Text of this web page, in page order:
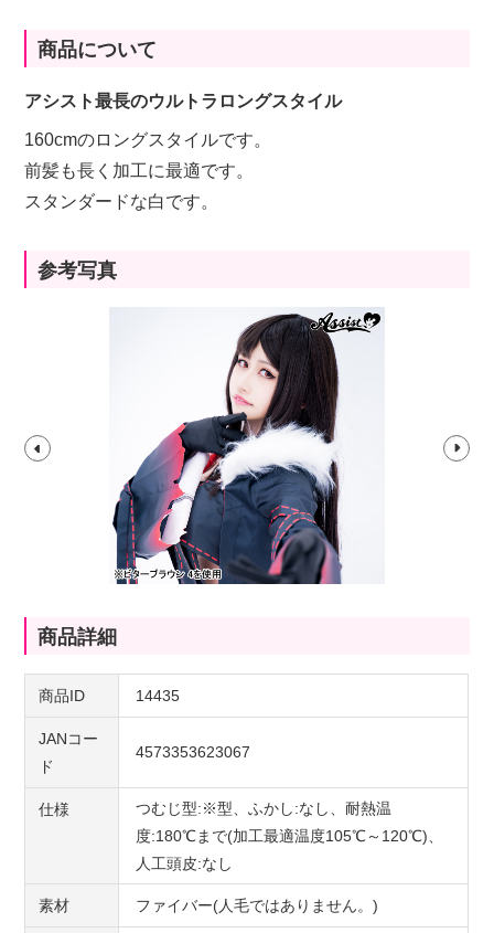
商品について
アシスト最長のウルトラロングスタイル
160cmのロングスタイルです。
前髪も長く加工に最適です。
スタンダードな白です。
参考写真
商品詳細
商品ID 14435
JANコー
ド
4573353623067
仕様
つむじ型:※型、ふかし:なし、耐熱温
度:180℃まで(加工最適温度105℃～120℃)、
人工頭皮:なし
素材 ファイバー(人毛ではありません。)